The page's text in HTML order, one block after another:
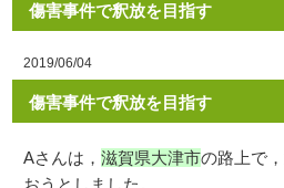
傷害事件で釈放を目指す
2019/06/04
傷害事件で釈放を目指す
Aさんは，滋賀県大津市の路上で
おうとしました。